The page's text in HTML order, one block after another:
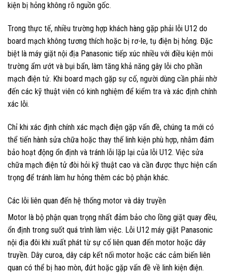
kiện bị hỏng không rõ nguồn gốc.
Trong thực tế, nhiều trường hợp khách hàng gặp phải lỗi U12 do
board mạch không tương thích hoặc bị rơ-le, tụ điện bị hỏng. Đặc
biệt là máy giặt nội địa Panasonic tiếp xúc nhiều với điều kiện môi
trường ẩm ướt và bụi bẩn, làm tăng khả năng gây lỗi cho phần
mạch điện tử. Khi board mạch gặp sự cố, người dùng cần phải nhờ
đến các kỹ thuật viên có kinh nghiệm để kiểm tra và xác định chính
xác lỗi.
Chỉ khi xác định chính xác mạch điện gặp vấn đề, chúng ta mới có
thể tiến hành sửa chữa hoặc thay thế linh kiện phù hợp, nhằm đảm
bảo hoạt động ổn định và tránh lỗi lặp lại của lỗi U12. Việc sửa
chữa mạch điện tử đòi hỏi kỹ thuật cao và cần được thực hiện cẩn
trọng để tránh làm hư hỏng thêm các bộ phận khác.
Các lỗi liên quan đến hệ thống motor và dây truyền
Motor là bộ phận quan trọng nhất đảm bảo cho lồng giặt quay đều,
ổn định trong suốt quá trình làm việc. Lỗi U12 máy giặt Panasonic
nội địa đôi khi xuất phát từ sự cố liên quan đến motor hoặc dây
truyền. Dây curoa, dây cáp kết nối motor hoặc các cảm biến liên
quan có thể bị hao mòn, đứt hoặc gặp vấn đề về linh kiện điện.